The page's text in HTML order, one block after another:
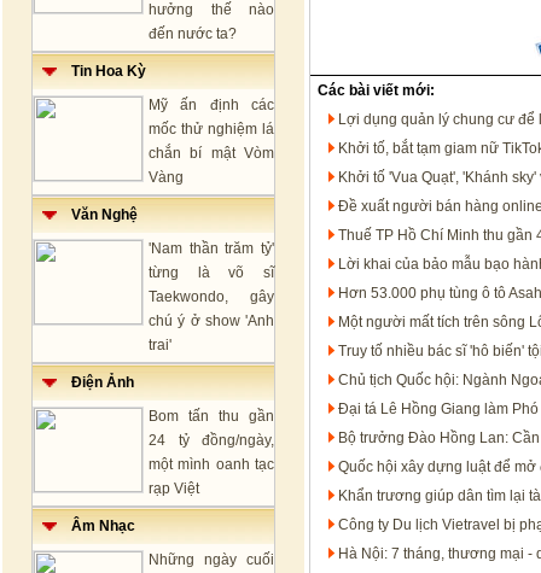
hưởng thế nào
đến nước ta?
Tin Hoa Kỳ
Mỹ ấn định các
mốc thử nghiệm lá
chắn bí mật Vòm
Vàng
Văn Nghệ
'Nam thần trăm tỷ'
từng là võ sĩ
Taekwondo, gây
chú ý ở show 'Anh
trai'
Điện Ảnh
Bom tấn thu gần
24 tỷ đồng/ngày,
một mình oanh tạc
rạp Việt
Âm Nhạc
Những ngày cuối
Các bài viết mới:
Lợi dụng quản lý chung cư
Khởi tố, bắt tạm giam nữ
Khởi tố 'Vua Quạt', 'Khánh
Đề xuất người bán hàng
Thuế TP Hồ Chí Minh thu gần
Lời khai của bảo mẫu bạo
Hơn 53.000 phụ tùng ô tô
Một người mất tích trên sông
Truy tố nhiều bác sĩ 'hô biến'
Chủ tịch Quốc hội: Ngành
Đại tá Lê Hồng Giang làm
Bộ trưởng Đào Hồng Lan:
Quốc hội xây dựng luật để
Khẩn trương giúp dân tìm lại
Công ty Du lịch Vietravel bị
Hà Nội: 7 tháng, thương mại -